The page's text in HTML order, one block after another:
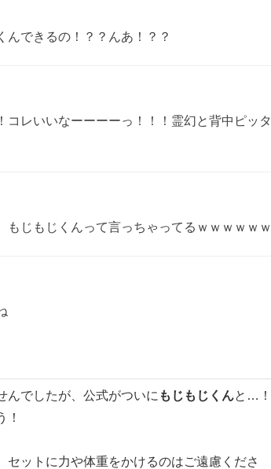
んできるの！？？んあ！？？
コレいいなーーーーっ！！！霊幻と背中ピッタ
じもじくんって言っちゃってるｗｗｗｗｗｗ
んでしたが、公式がついに もじもじくんと…！
！
セットに力や体重をかけるのはご遠慮くださ